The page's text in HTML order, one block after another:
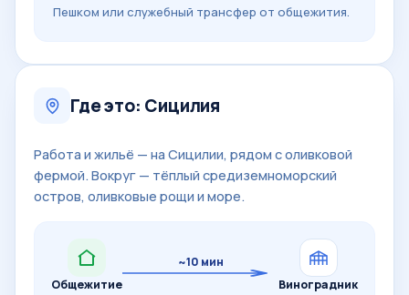
Пешком или служебный трансфер от общежития.
Где это: Сицилия
Работа и жильё — на Сицилии, рядом с оливковой
фермой. Вокруг — тёплый средиземноморский
остров, оливковые рощи и море.
Общежитие
~10 мин
Виноградник